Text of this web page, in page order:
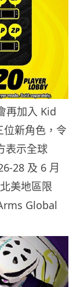
再加入 Kid
新角色，令
表示全球
28 及 6 月
美地區限
Global